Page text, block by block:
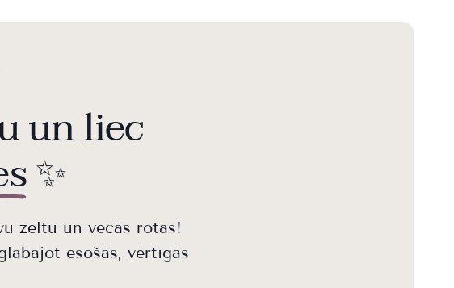
un liec
✨
zeltu un vecās rotas!
esošās, vērtīgās